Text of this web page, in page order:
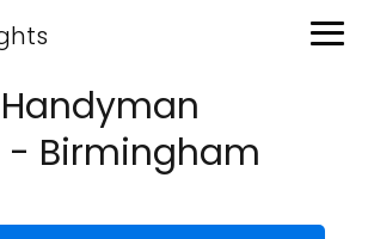
Handyman
- Birmingham